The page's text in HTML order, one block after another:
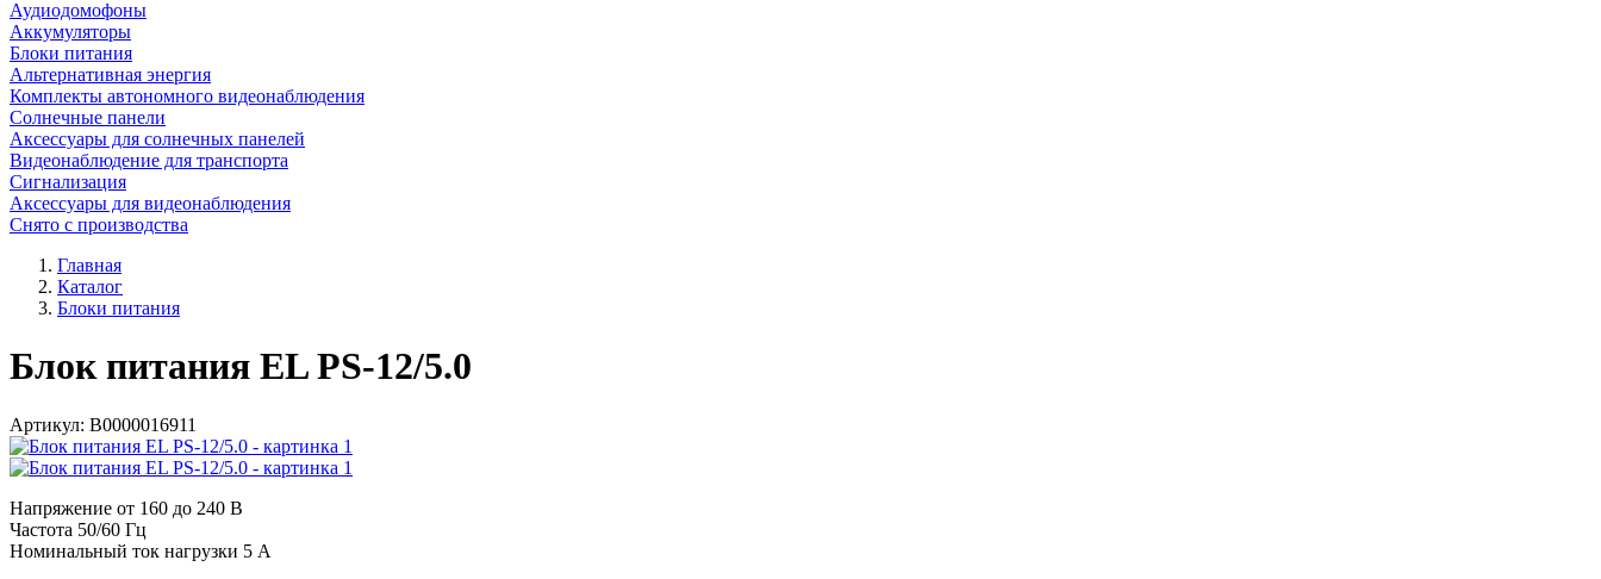
Аудиодомофоны
Аккумуляторы
Блоки питания
Альтернативная энергия
Комплекты автономного видеонаблюдения
Солнечные панели
Аксессуары для солнечных панелей
Видеонаблюдение для транспорта
Сигнализация
Аксессуары для видеонаблюдения
Снято с производства
Главная
Каталог
Блоки питания
Блок питания EL PS-12/5.0
Артикул: В0000016911
Напряжение от 160 до 240 В
Частота 50/60 Гц
Номинальный ток нагрузки 5 A